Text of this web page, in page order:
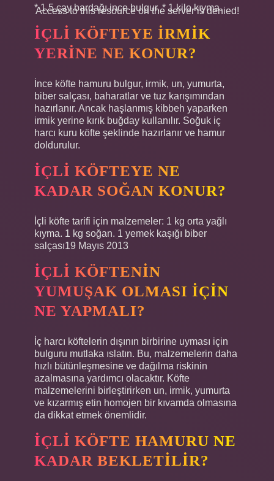
* 1,5 çay bardağı ince bulgur. * 1 kilo kıyma.
İÇLI KÖFTEYE IRMIK
YERINE NE KONUR?
İnce köfte hamuru bulgur, irmik, un, yumurta,
biber salçası, baharatlar ve tuz karışımından
hazırlanır. Ancak haşlanmış kibbeh yaparken
irmik yerine kırık buğday kullanılır. Soğuk iç
harcı kuru köfte şeklinde hazırlanır ve hamur
doldurulur.
İÇLI KÖFTEYE NE
KADAR SOĞAN KONUR?
İçli köfte tarifi için malzemeler: 1 kg orta yağlı
kıyma. 1 kg soğan. 1 yemek kaşığı biber
salçası19 Mayıs 2013
İÇLI KÖFTENIN
YUMUŞAK OLMASI IÇIN
NE YAPMALI?
İç harcı köftelerin dışının birbirine uyması için
bulguru mutlaka ıslatın. Bu, malzemelerin daha
hızlı bütünleşmesine ve dağılma riskinin
azalmasına yardımcı olacaktır. Köfte
malzemelerini birleştirirken un, irmik, yumurta
ve kızarmış etin homojen bir kıvamda olmasına
da dikkat etmek önemlidir.
İÇLI KÖFTE HAMURU NE
KADAR BEKLETILIR?
Access to this resource on the server is denied!